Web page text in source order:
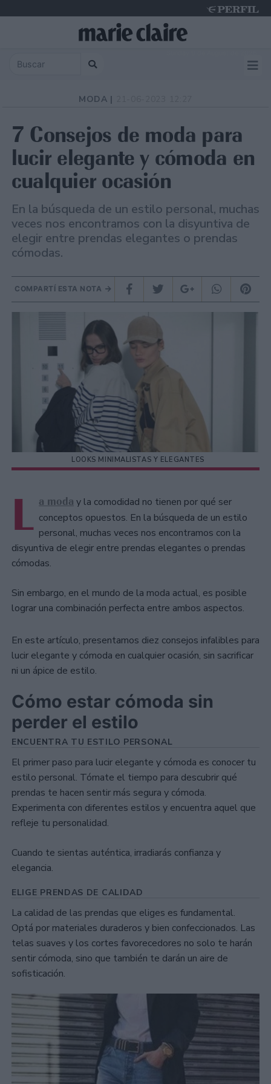
MODA |
7 Consejos de moda para
lucir elegante y cómoda en
cualquier ocasión
En la búsqueda de un estilo personal, muchas
veces nos encontramos con la disyuntiva de
elegir entre prendas elegantes o prendas
cómodas.
COMPARTÍ ESTA NOTA
LOOKS MINIMALISTAS Y ELEGANTES
L a moda y la comodidad no tienen por qué ser
conceptos opuestos. En la búsqueda de un estilo
personal, muchas veces nos encontramos con la
disyuntiva de elegir entre prendas elegantes o prendas
cómodas.
Sin embargo, en el mundo de la moda actual, es posible
lograr una combinación perfecta entre ambos aspectos.
En este artículo, presentamos diez consejos infalibles para
lucir elegante y cómoda en cualquier ocasión, sin sacrificar
ni un ápice de estilo.
Cómo estar cómoda sin
perder el estilo
ENCUENTRA TU ESTILO PERSONAL
El primer paso para lucir elegante y cómoda es conocer tu
estilo personal. Tómate el tiempo para descubrir qué
prendas te hacen sentir más segura y cómoda.
Experimenta con diferentes estilos y encuentra aquel que
refleje tu personalidad.
Cuando te sientas auténtica, irradiarás confianza y
elegancia.
ELIGE PRENDAS DE CALIDAD
La calidad de las prendas que eliges es fundamental.
Optá por materiales duraderos y bien confeccionados. Las
telas suaves y los cortes favorecedores no solo te harán
sentir cómoda, sino que también te darán un aire de
sofisticación.